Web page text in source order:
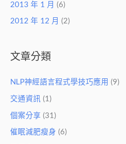
2013 年 1 月 (6)
2012 年 12 月 (2)
文章分類
NLP神經語言程式學技巧應用 (9)
交通資訊 (1)
個案分享 (31)
催眠減肥瘦身 (6)